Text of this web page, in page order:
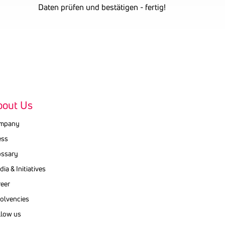
Daten prüfen und bestätigen - fertig!
Us
& Initiatives
us